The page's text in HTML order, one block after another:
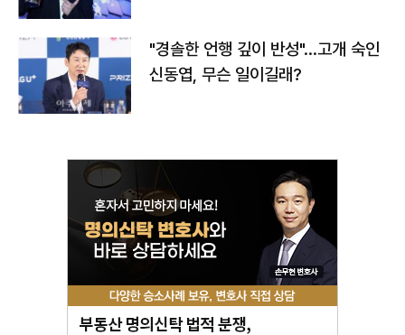
"경솔한 언행 깊이 반성"…고개 숙인
신동엽, 무슨 일이길래?